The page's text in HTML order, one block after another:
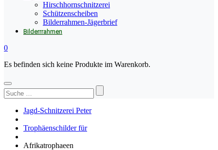
Hirschhornschnitzerei
Schützenscheiben
Bilderrahmen-Jägerbrief
Bilderrrahmen
0
Es befinden sich keine Produkte im Warenkorb.
Suchen
nach:
Jagd-Schnitzerei Peter
Trophäenschilder für
Afrikatrophaeen